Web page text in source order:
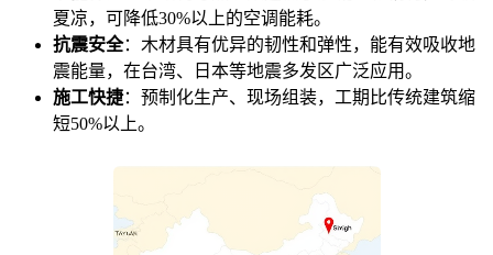
夏凉，可降低30%以上的空调能耗。
抗震安全：木材具有优异的韧性和弹性，能有效吸收地
震能量，在台湾、日本等地震多发区广泛应用。
施工快捷：预制化生产、现场组装，工期比传统建筑缩
短50%以上。